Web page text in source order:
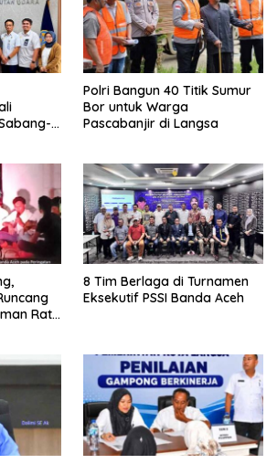
Polri Bangun 40 Titik Sumur
Bor untuk Warga
Pascabanjir di Langsa
Ratu
8 Tim Berlaga di Turnamen
Eksekutif PSSI Banda Aceh